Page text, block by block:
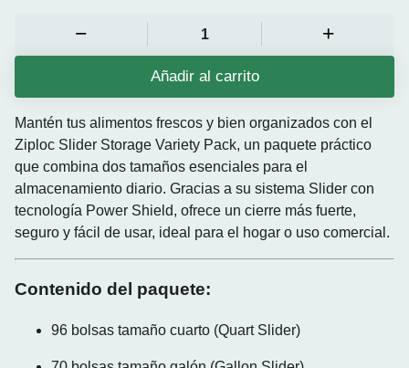
Añadir al carrito
Mantén tus alimentos frescos y bien organizados con el
Ziploc Slider Storage Variety Pack, un paquete práctico
que combina dos tamaños esenciales para el
almacenamiento diario. Gracias a su sistema Slider con
tecnología Power Shield, ofrece un cierre más fuerte,
seguro y fácil de usar, ideal para el hogar o uso comercial.
Contenido del paquete:
96 bolsas tamaño cuarto (Quart Slider)